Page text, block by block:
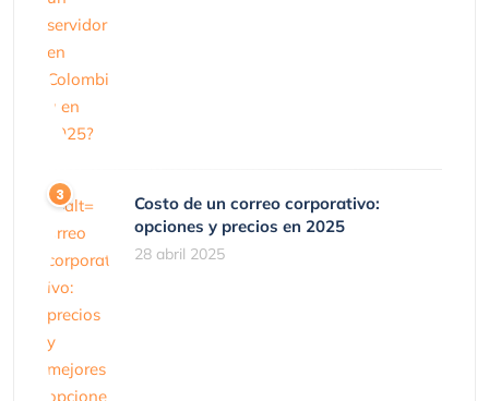
Costo de un correo corporativo:
opciones y precios en 2025
28 abril 2025